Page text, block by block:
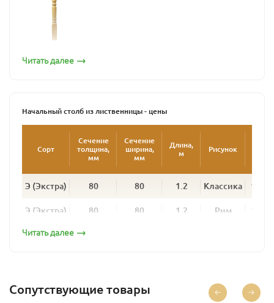
Несмотря на такое разнообразие все эти столбы имеют
совершенно одинаковый вид. Как правило начальный
столб делается в таком же стиле, как лестничные
Наша компания предлагает заходные лестничные
Столб начальный. Рим
Читать далее
Начальный столб из лиственницы - цены
Сорт
Сечение
толщина,
мм
Сечение
ширина,
мм
Длина,
м
Рисунок
Э (Экстра) 80 80 1.2 Классика 1 550
Э (Экстра) 80 80 1.2 Рим 1 550
Э (Экстра)
Рюмка 1 810
Читать далее
Сопутствующие товары